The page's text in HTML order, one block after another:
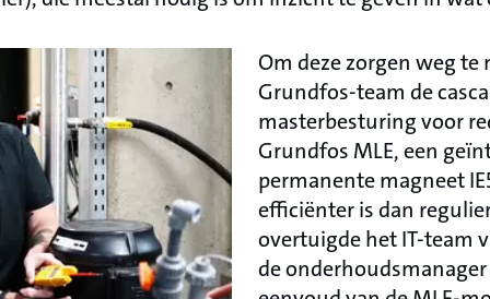
Om deze zorgen weg
Grundfos-team de
masterbesturing voor
Grundfos MLE, een
permanente magneet
efficiënter is dan
overtuigde het IT-team
de